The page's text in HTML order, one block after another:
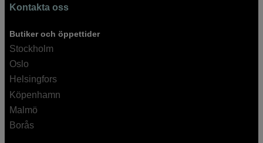
Kontakta oss
Butiker och öppettider
Stockholm
Oslo
Helsingfors
Köpenhamn
Malmö
Borås